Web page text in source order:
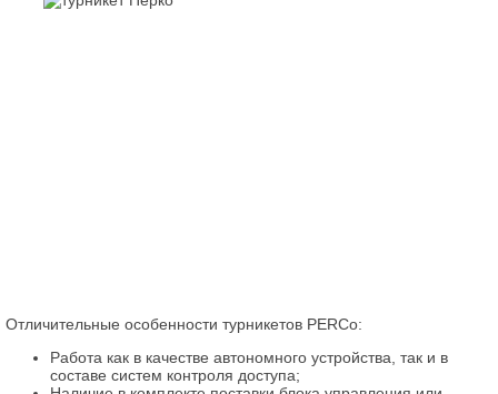
Отличительные особенности турникетов PERCo:
Работа как в качестве автономного устройства, так и в
составе систем контроля доступа;